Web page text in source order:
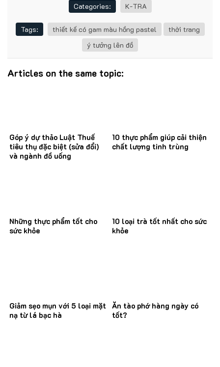
Categories: K-TRA
Tags: thiết kế có gam màu hồng pastel
thời trang
ý tưởng lên đồ
Articles on the same topic:
Góp ý dự thảo Luật Thuế
tiêu thụ đặc biệt (sửa đổi)
và ngành đồ uống
10 thực phẩm giúp cải thiện
chất lượng tinh trùng
Những thực phẩm tốt cho
sức khỏe
10 loại trà tốt nhất cho sức
khỏe
Giảm sẹo mụn với 5 loại mặt
nạ từ lá bạc hà
Ăn tào phớ hàng ngày có
tốt?